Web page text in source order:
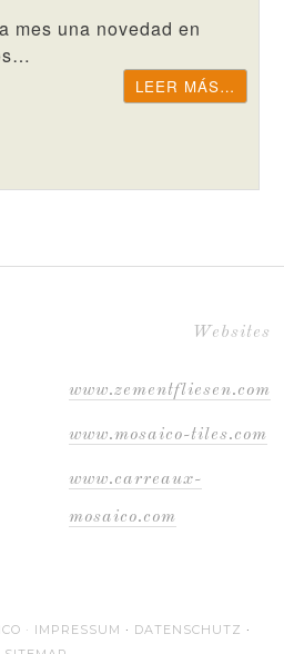
mes una novedad en
LEER MÁS…
Websites
www.zementfliesen.com
www.mosaico-tiles.com
www.carreaux-
mosaico.com
· IMPRESSUM · DATENSCHUTZ ·